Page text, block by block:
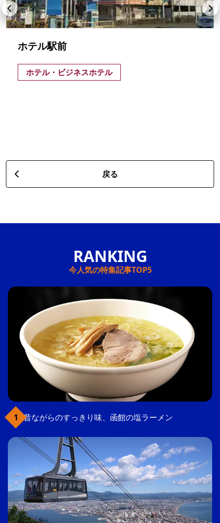
ホテル駅前
ホテル・ビジネスホテル
戻る
今人気の特集記事TOP5
昔ながらのすっきり味、函館の塩ラーメン